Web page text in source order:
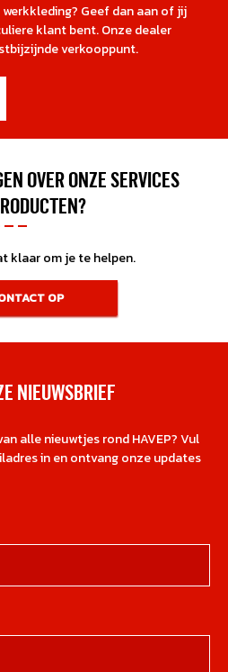
Geef dan aan of jij
klant bent. Onze dealer
verkooppunt.
OVER ONZE SERVICES
klaar om je te helpen.
OP
NIEUWSBRIEF
alle nieuwtjes rond HAVEP? Vul
in en ontvang onze updates